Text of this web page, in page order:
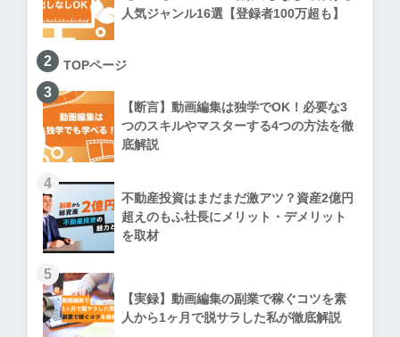
人気ジャンル16選【登録者100万超も】
2 TOPページ
3
【断言】動画編集は独学でOK！必要な3
つのスキルやマスターする4つの方法を徹
底解説
4
不動産投資はまだまだ激アツ？資産2億円
超えのもふ社長にメリット・デメリット
を取材
5
【実録】動画編集の副業で稼ぐコツを素
人から1ヶ月で脱サラした私が徹底解説